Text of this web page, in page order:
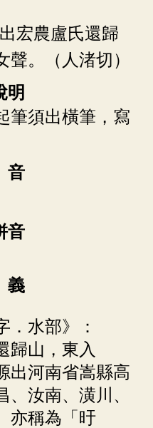
宏農盧氏還歸
。（人渚切）
明
筆須出橫筆，寫
音
．水部》：
歸山，東入
出河南省嵩縣高
汝南、潢川、
亦稱為「旴